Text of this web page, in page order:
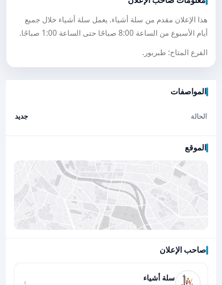
هذا الإعلان مقدم من سلة أشياء. يعمل سلة أشياء خلال جميع
أيام الأسبوع من الساعة 8:00 صباحًا حتى الساعة 1:00 صباحًا.
الفرع المتاح: طبربور.
المواصفات
الحالة جديد
الموقع
صاحب الإعلان
سلة أشياء